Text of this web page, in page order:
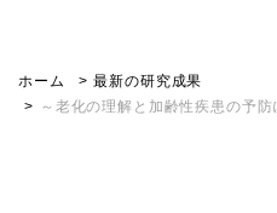
ホーム
最新の研究成果
～老化の理解と加齢性疾患の予